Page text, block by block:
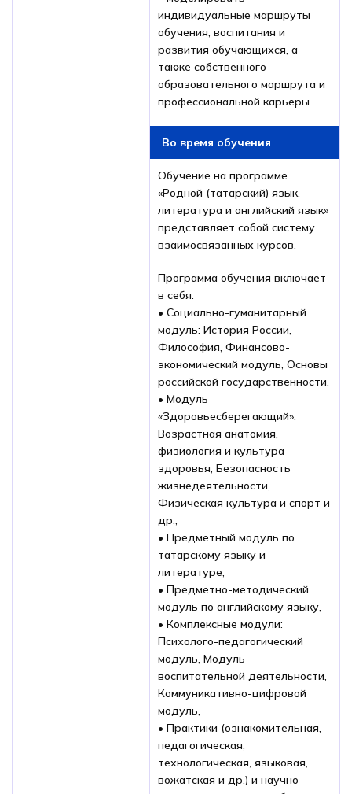
индивидуальные маршруты
обучения, воспитания и
развития обучающихся, а
также собственного
образовательного маршрута и
профессиональной карьеры.
Во время обучения
Обучение на программе
«Родной (татарский) язык,
литература и английский язык»
представляет собой систему
взаимосвязанных курсов.
Программа обучения включает
в себя:
• Социально-гуманитарный
модуль: История России,
Философия, Финансово-
экономический модуль, Основы
российской государственности.
• Модуль
«Здоровьесберегающий»:
Возрастная анатомия,
физиология и культура
здоровья, Безопасность
жизнедеятельности,
Физическая культура и спорт и
др.,
• Предметный модуль по
татарскому языку и
литературе,
• Предметно-методический
модуль по английскому языку,
• Комплексные модули:
Психолого-педагогический
модуль, Модуль
воспитательной деятельности,
Коммуникативно-цифровой
модуль,
• Практики (ознакомительная,
педагогическая,
технологическая, языковая,
вожатская и др.) и научно-